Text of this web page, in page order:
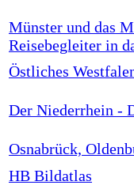
Münster und das
Reisebegleiter in
Östliches
Der Niederrhein -
Osnabrück,
HB Bildatlas